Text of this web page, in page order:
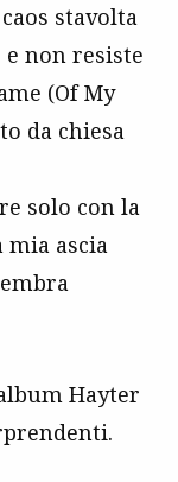
stavolta
non resiste
(Of My
da chiesa
solo con la
mia ascia
Hayter